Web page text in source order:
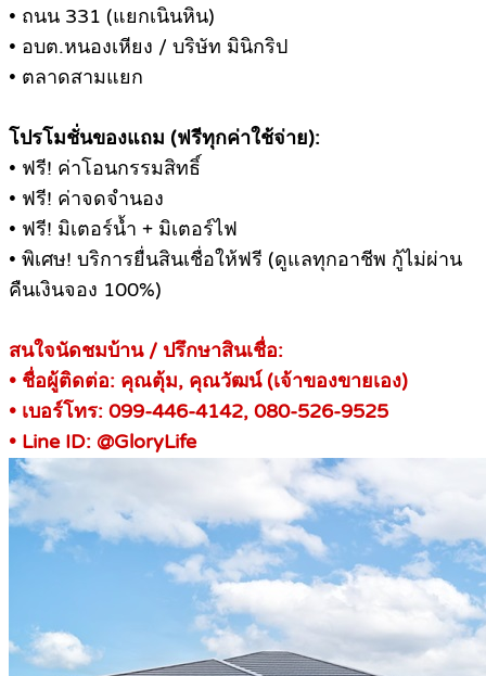
• ถนน 331 (แยกเนินหิน)
• อบต.หนองเหียง / บริษัท มินิกริป
• ตลาดสามแยก
โปรโมชั่นของแถม (ฟรีทุกค่าใช้จ่าย):
• ฟรี! ค่าโอนกรรมสิทธิ์
• ฟรี! ค่าจดจำนอง
• ฟรี! มิเตอร์น้ำ + มิเตอร์ไฟ
• พิเศษ! บริการยื่นสินเชื่อให้ฟรี (ดูแลทุกอาชีพ กู้ไม่ผ่าน
คืนเงินจอง 100%)
สนใจนัดชมบ้าน / ปรึกษาสินเชื่อ:
• ชื่อผู้ติดต่อ: คุณตุ้ม, คุณวัฒน์ (เจ้าของขายเอง)
• เบอร์โทร: 099-446-4142, 080-526-9525
• Line ID: @GloryLife